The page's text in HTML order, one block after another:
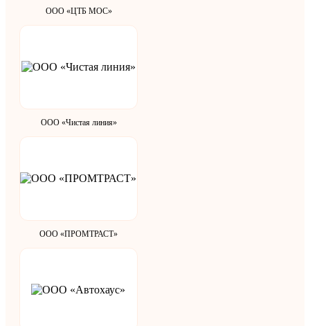
ООО «ЦТБ МОС»
ООО «Чистая линия»
ООО «ПРОМТРАСТ»